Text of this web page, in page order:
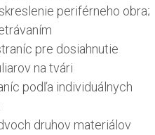
periférneho
pre dosiahnutie
na tvári
podľa individuálnych
druhov materiálov